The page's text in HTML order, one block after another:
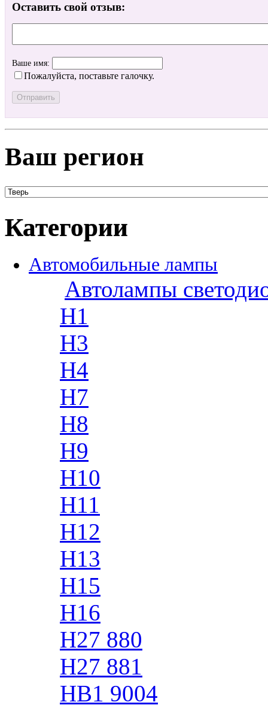
Оставить свой отзыв:
Ваше имя:
Пожалуйста, поставьте галочку.
Ваш регион
Категории
Автомобильные лампы
Автолампы
H1
H3
H4
H7
H8
H9
H10
H11
H12
H13
H15
H16
H27 880
H27 881
HB1 9004